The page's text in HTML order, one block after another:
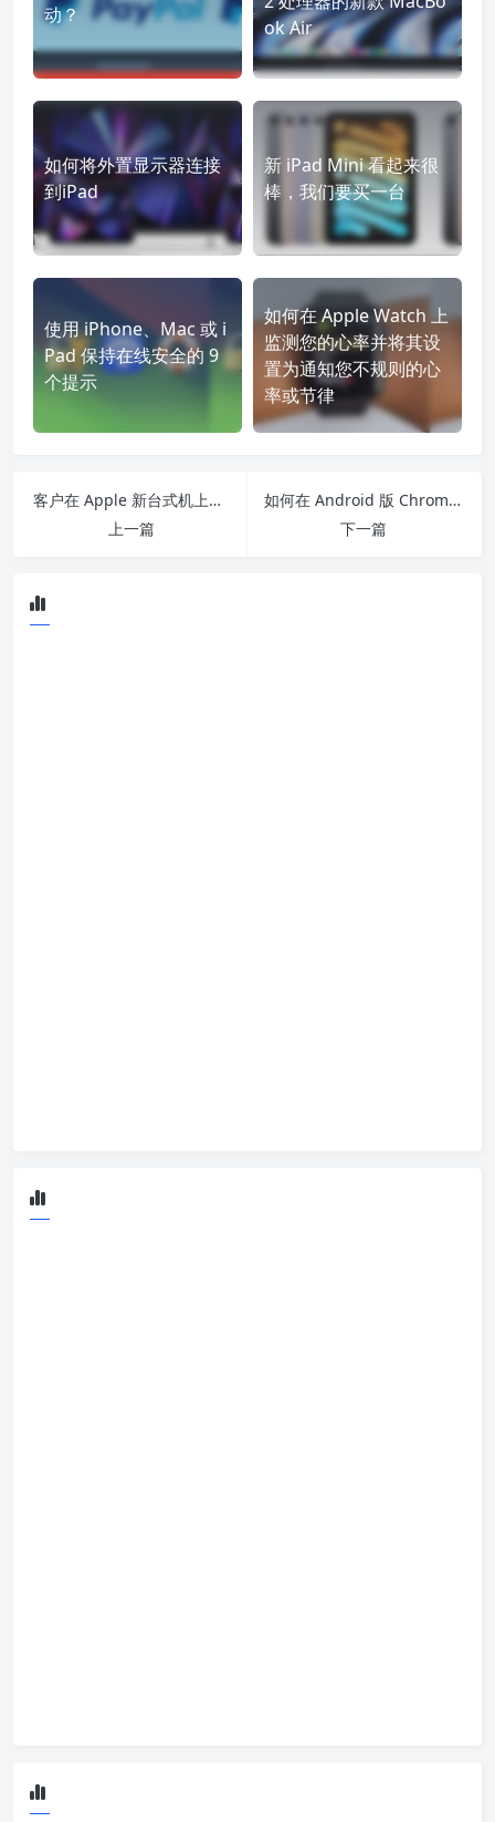
动？
ok Air
如何将外置显示器连接
到iPad
新 iPad Mini 看起来很
棒，我们要买一台
使用 iPhone、Mac 或 i
Pad 保持在线安全的 9
个提示
如何在 Apple Watch 上
监测您的心率并将其设
置为通知您不规则的心
率或节律
客户在 Apple 新台式机上市前几天亲身体验 Mac Studio
上一篇
如何在 Android 版 Chrome 上启用安全浏览？
下一篇